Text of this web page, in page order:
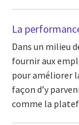
La
Dans un milieu
fournir aux
pour améliorer
façon d’y
comme la